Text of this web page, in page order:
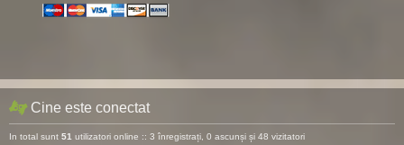
Cine este conectat
In total sunt 51 utilizatori online :: 3 înregistrați, 0 ascunși și 48 vizitatori